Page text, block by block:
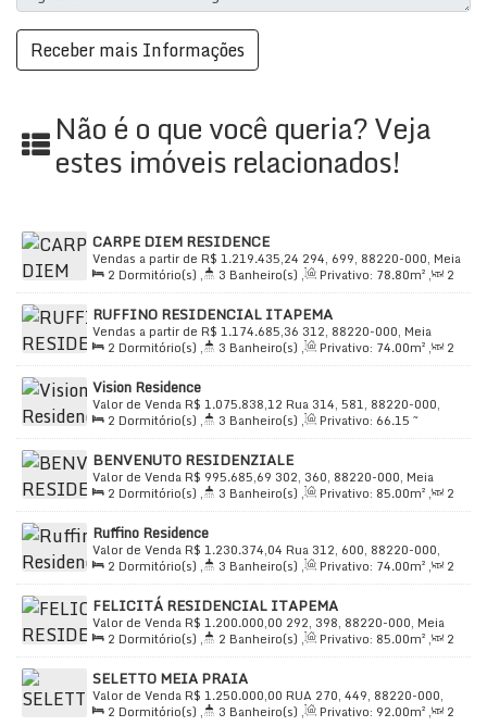
Não é o que você queria? Veja
estes imóveis relacionados!
CARPE DIEM RESIDENCE
R$ 1.219.435,24
Vendas a partir de
294, 699, 88220-000, Meia
Praia, Itapema, Santa Catarina, Brasil
2 Dormitório(s) , 3 Banheiro(s) , Privativo: 78.80m² ,
2
Sala(s) , 2Suíte(s) , Total:99.00m², 2 Vaga(s),
Útil:
78.80m²
RUFFINO RESIDENCIAL ITAPEMA
R$ 1.174.685,36
Vendas a partir de
312, 88220-000, Meia
Praia, Itapema, Santa Catarina, Brasil
2 Dormitório(s) , 3 Banheiro(s) , Privativo: 74.00m² ,
2
Sala(s) , 2Suíte(s) , Total:99.00m², 1 Vaga(s),
Útil:
74.00m²
Vision Residence
R$ 1.075.838,12
Valor de Venda
Rua 314, 581, 88220-000,
Meia Praia, Itapema, Santa Catarina, Brasil
2 Dormitório(s) , 3 Banheiro(s) , Privativo: 66.15 ~
85.00m² , 2Sala(s), 2 Suíte(s), Total: 66.15m² ,
1
Vaga(s), Útil: 66.15~ 85.00m²
BENVENUTO RESIDENZIALE
R$ 995.685,69
Valor de Venda
302, 360, 88220-000, Meia
Praia, Itapema, Santa Catarina, Brasil
2 Dormitório(s) , 3 Banheiro(s) , Privativo: 85.00m² ,
2
Sala(s) , 2Suíte(s) , Total:110.00m² , 1Vaga(s) ,
Útil:
85.00m²
Ruffino Residence
R$ 1.230.374,04
Valor de Venda
Rua 312, 600, 88220-000,
Meia Praia, Itapema, Santa Catarina, Brasil
2 Dormitório(s) , 3 Banheiro(s) , Privativo: 74.00m² ,
2
Sala(s) , 2Suíte(s) , Total:85.02m², 1 Vaga(s),
Útil:
85.02m²
FELICITÁ RESIDENCIAL ITAPEMA
R$ 1.200.000,00
Valor de Venda
292, 398, 88220-000, Meia
Praia, Itapema, Santa Catarina, Brasil
2 Dormitório(s) , 2 Banheiro(s) , Privativo: 85.00m² ,
2
Sala(s) , 1Suíte(s) , Total:99.00m², 2 Vaga(s),
Útil:
85.00m²
SELETTO MEIA PRAIA
R$ 1.250.000,00
Valor de Venda
RUA 270, 449, 88220-000,
Meia Praia, Itapema, Santa Catarina, Brasil
2 Dormitório(s) , 3 Banheiro(s) , Privativo: 92.00m² ,
2